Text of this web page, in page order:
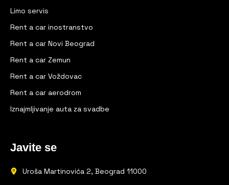
Limo servis
Rent a car inostranstvo
Rent a car Novi Beograd
Rent a car Zemun
Rent a car Voždovac
Rent a car aerodrom
Iznajmljivanje auta za svadbe
Javite se
Uroša Martinovića 2, Beograd 11000